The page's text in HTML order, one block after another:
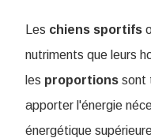
Les chiens sportifs
nutriments que leurs
les proportions sont
apporter l'énergie
énergétique